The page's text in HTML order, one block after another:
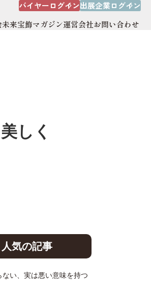
バイヤーログイン出展企業ログイン
未来宝飾マガジン運営会社お問い合わせ
しく
人気の記事
ない、実は悪い意味を持つ